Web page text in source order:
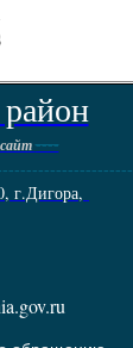
----
г.Дигора,